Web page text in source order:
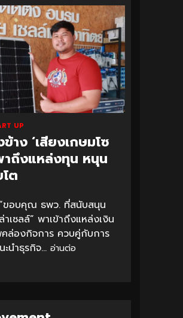
UP
าง ‘เสียงเกษมโซ
าถึงแหล่งทุน หนุน
ต
“ขอบคุณ ธพว. ที่สนับสนุน
าเซลล์” พาเข้าถึงแหล่งเงิน
ล่องกิจการ ควบคู่กับการ
นำธุรกิจ... อ่านต่อ